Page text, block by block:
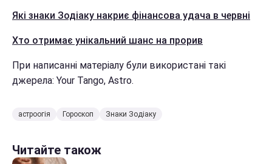
Які знаки Зодіаку накриє фінансова удача в червні
Хто отримає унікальний шанс на прорив
При написанні матеріалу були використані такі
джерела: Your Tango, Astro.
астроогія Гороскоп Знаки Зодіаку
Читайте також